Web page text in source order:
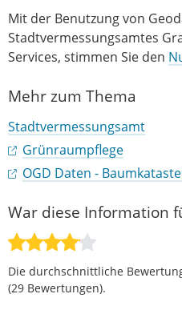
Mit der Benutzung von
Stadtvermessungsamtes
Services, stimmen Sie den
Mehr zum Thema
Stadtvermessungsamt
Grünraumpflege
OGD Daten -
War diese Information
Die durchschnittliche
(29 Bewertungen).